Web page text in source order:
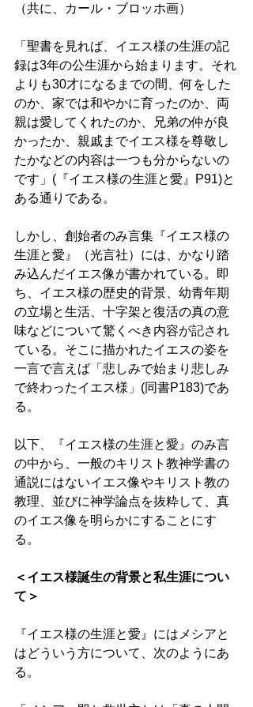
（共に、カール・ブロッホ画）
「聖書を見れば、イエス様の生涯の記
録は3年の公生涯から始まります。それ
よりも30才になるまでの間、何をした
のか、家では和やかに育ったのか、両
親は愛してくれたのか、兄弟の仲が良
かったか、親戚までイエス様を尊敬し
たかなどの内容は一つも分からないの
です」(『イエス様の生涯と愛』P91)と
ある通りである。
しかし、創始者のみ言集『イエス様の
生涯と愛』（光言社）には、かなり踏
み込んだイエス像が書かれている。即
ち、イエス様の歴史的背景、幼青年期
の立場と生活、十字架と復活の真の意
味などについて驚くべき内容が記され
ている。そこに描かれたイエスの姿を
一言で言えば「悲しみで始まり悲しみ
で終わったイエス様」(同書P183)であ
る。
以下、『イエス様の生涯と愛』のみ言
の中から、一般のキリスト教神学書の
通説にはないイエス像やキリスト教の
教理、並びに神学論点を抜粋して、真
のイエス像を明らかにすることにす
る。
＜イエス様誕生の背景と私生涯につい
て＞
『イエス様の生涯と愛』にはメシアと
はどういう方について、次のようにあ
る。